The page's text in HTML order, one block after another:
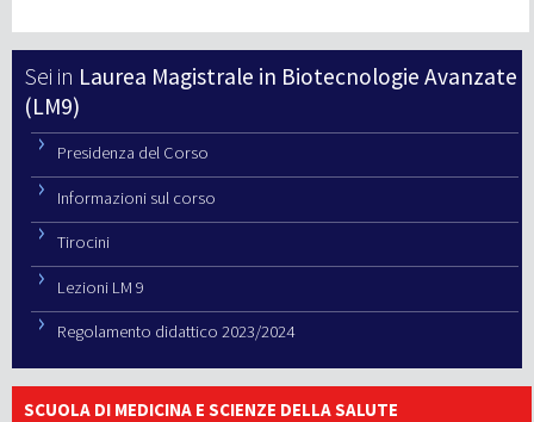
Laurea Magistrale in Biotecnologie Avanzate
(LM9)
Presidenza del Corso
Informazioni sul corso
Tirocini
Lezioni LM 9
Regolamento didattico 2023/2024
SCUOLA DI MEDICINA E SCIENZE DELLA SALUTE